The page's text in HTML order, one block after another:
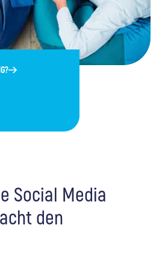
Social Media
den